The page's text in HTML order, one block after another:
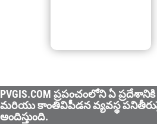
PVGIS.COM ప్రపంచంలోని ఏ
మరియు కాంతివిపీడన వ్యవస్థ
అందిస్తుంది.